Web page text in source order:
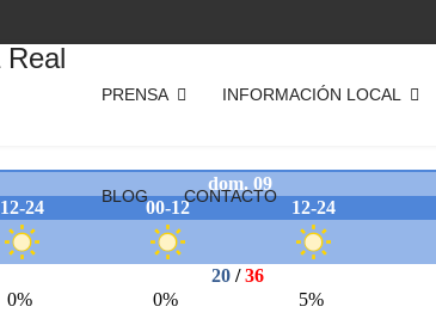
PRENSA INFORMACIÓN LOCAL
BLOG CONTACTO